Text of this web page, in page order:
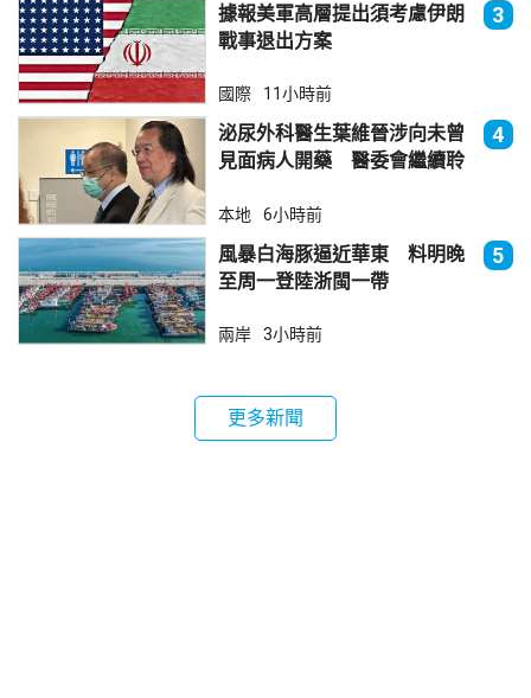
據報美軍高層提出須考慮伊朗
戰事退出方案
3
國際 11小時前
泌尿外科醫生葉維晉涉向未曾
見面病人開藥 醫委會繼續聆
4
本地 6小時前
風暴白海豚逼近華東 料明晚
至周一登陸浙閩一帶
5
兩岸 3小時前
更多新聞